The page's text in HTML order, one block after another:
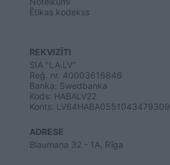
Ētikas kodekss
REKVIZĪTI
SIA "LA.LV"
Reģ. nr. 40003616846
Banka: Swedbanka
Kods: HABALV22
Konts: LV64HABA0551043479309
ADRESE
Blaumaņa 32 - 1A, Rīga